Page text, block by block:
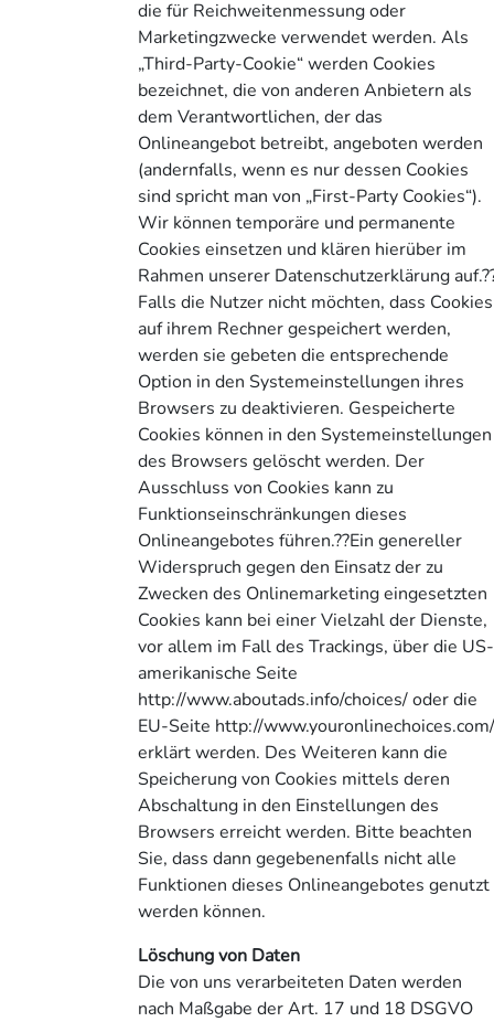
die für Reichweitenmessung oder
Marketingzwecke verwendet werden. Als
„Third-Party-Cookie“ werden Cookies
bezeichnet, die von anderen Anbietern als
dem Verantwortlichen, der das
Onlineangebot betreibt, angeboten werden
(andernfalls, wenn es nur dessen Cookies
sind spricht man von „First-Party Cookies“).
Wir können temporäre und permanente
Cookies einsetzen und klären hierüber im
Rahmen unserer Datenschutzerklärung
Falls die Nutzer nicht möchten, dass Cookies
auf ihrem Rechner gespeichert werden,
werden sie gebeten die entsprechende
Option in den Systemeinstellungen ihres
Browsers zu deaktivieren. Gespeicherte
Cookies können in den Systemeinstellungen
des Browsers gelöscht werden. Der
Ausschluss von Cookies kann zu
Funktionseinschränkungen dieses
Onlineangebotes führen.??Ein genereller
Widerspruch gegen den Einsatz der zu
Zwecken des Onlinemarketing eingesetzten
Cookies kann bei einer Vielzahl der Dienste,
vor allem im Fall des Trackings, über die US-
amerikanische Seite
http://www.aboutads.info/choices/ oder die
EU-Seite http://
erklärt werden. Des Weiteren kann die
Speicherung von Cookies mittels deren
Abschaltung in den Einstellungen des
Browsers erreicht werden. Bitte beachten
Sie, dass dann gegebenenfalls nicht alle
Funktionen dieses Onlineangebotes genutzt
werden können.
Löschung von Daten
Die von uns verarbeiteten Daten werden
nach Maßgabe der Art. 17 und 18 DSGVO